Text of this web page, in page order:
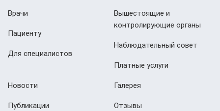
Врачи
Пациенту
Для специалистов
Вышестоящие и
контролирующие органы
Наблюдательный совет
Платные услуги
Новости
Публикации
Галерея
Отзывы